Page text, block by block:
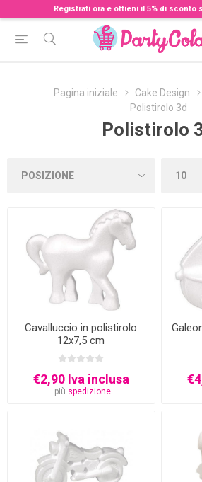
Registrati ora e ottieni il 5% di sconto
Pagina iniziale Cake Design
Polistirolo 3d
Polistirolo
Cavalluccio in polistirolo
12x7,5 cm
€2,90 Iva inclusa
più spedizione